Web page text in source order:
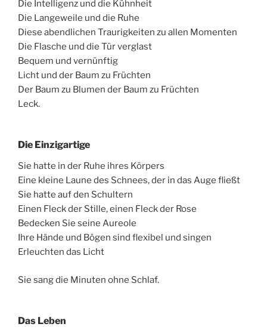
Die Intelligenz und die Kühnheit
Die Langeweile und die Ruhe
Diese abendlichen Traurigkeiten zu allen Momenten
Die Flasche und die Tür verglast
Bequem und vernünftig
Licht und der Baum zu Früchten
Der Baum zu Blumen der Baum zu Früchten
Leck.
Die Einzigartige
Sie hatte in der Ruhe ihres Körpers
Eine kleine Laune des Schnees, der in das Auge fließt
Sie hatte auf den Schultern
Einen Fleck der Stille, einen Fleck der Rose
Bedecken Sie seine Aureole
Ihre Hände und Bögen sind flexibel und singen
Erleuchten das Licht
Sie sang die Minuten ohne Schlaf.
Das Leben